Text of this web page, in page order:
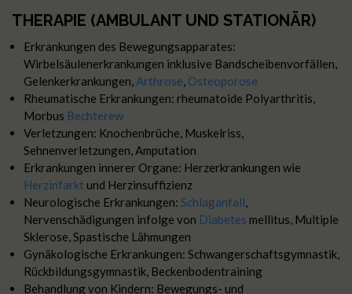
THERAPIE (AMBULANT UND STATIONÄR)
Erkrankungen des Bewegungsapparates:
Wirbelsäulenerkrankungen inklusive Bandscheibenvorfällen,
Gelenkerkrankungen, Arthrose, Osteoporose
Rheumatische Erkrankungen: rheumatoide Polyarthritis,
Morbus Bechterew
Verletzungen: Knochenbrüche, Muskelriss,
Sehnenverletzungen, Amputation
Erkrankungen innerer Organe: Herzerkrankungen wie
Herzinfarkt und Herzinsuffizienz
Neurologische Erkrankungen: Schlaganfall,
Nervenschädigungen infolge von Diabetes mellitus, Multiple
Sklerose, Spastische Lähmungen
Gynäkologische Erkrankungen: Schwangerschaftsgymnastik,
Rückbildungsgymnastik, Beckenbodentraining
Behandlung von Kindern: Bewegungs- und